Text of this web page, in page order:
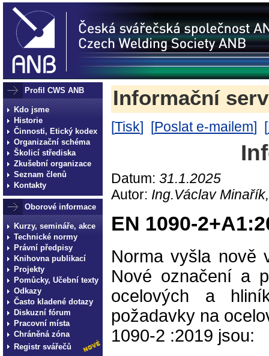
Profil CWS ANB
Kdo jsme
Historie
Činnosti, Etický kodex
Organizační schéma
Školicí střediska
Zkušební organizace
Seznam členů
Kontakty
Oborové informace
Kurzy, semináře, akce
Technické normy
Právní předpisy
Knihovna publikací
Projekty
Pomůcky, Učební texty
Odkazy
Často kladené dotazy
Diskuzní fórum
Pracovní místa
Chráněná zóna
Registr svářečů
Informační
[Tisk] [Poslat e-mailem] [
Datum: 31.1.2025
Autor: Ing.Václav
EN 1090-
Norma vyšla nově
Nové označení a
ocelových a
požadavky na
1090-2 :2019 jsou: